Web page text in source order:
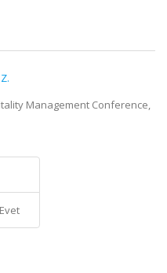
Management Conference,
Evet